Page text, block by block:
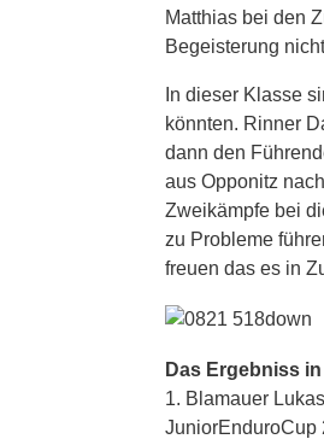
Matthias bei den
Begeisterung
In dieser Klasse
könnten. Rinner
dann den
aus Opponitz
Zweikämpfe bei
zu Probleme
freuen das es in
Das Ergebniss
1. Blamauer
JuniorEnduroCup